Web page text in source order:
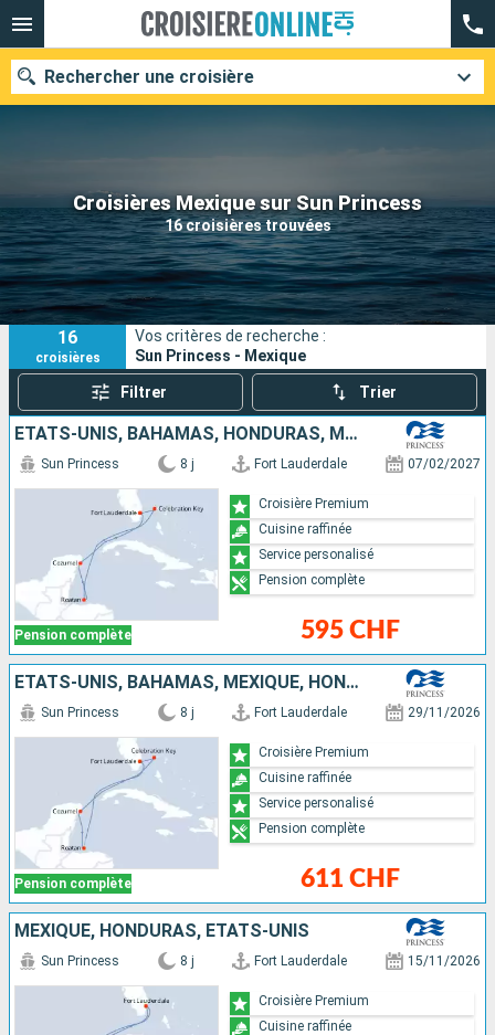
Croisières Mexique sur Sun Princess
16 croisières trouvées
Rechercher une croisière
Nos destinations
Mois de départ
Ports Compagnies
Rechercher
16
croisières
Vos critères de recherche :
Sun Princess - Mexique
Filtrer Trier
ÉTATS-UNIS, BAHAMAS, HONDURAS, MEXIQUE
Pension complète
Sun Princess 8 j Fort Lauderdale 07/02/2027
595 CHF
Croisière Premium
Cuisine raffinée
Service personalisé
Pension complète
ÉTATS-UNIS, BAHAMAS, MEXIQUE, HONDURAS
Pension complète
Sun Princess 8 j Fort Lauderdale 29/11/2026
611 CHF
Croisière Premium
Cuisine raffinée
Service personalisé
Pension complète
MEXIQUE, HONDURAS, ÉTATS-UNIS
Sun Princess 8 j Fort Lauderdale 15/11/2026
Croisière Premium
Cuisine raffinée